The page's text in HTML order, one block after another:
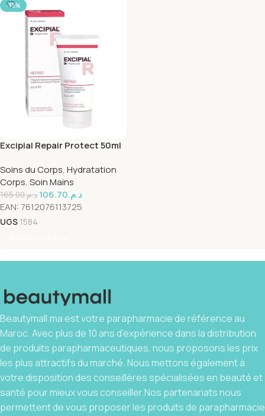
-35%
Excipial Repair Protect 50ml
Soins du Corps, Hydratation
Corps, Soin Mains
د.م.165.00 د.م.106.70
EAN: 7612076113725
UGS 1584
Beautymall.ma est votre parapharmacie de référence au
Maroc. Avec plus de 10 ans d’expérience dans la distribution
de produits parapharmaceutiques, nous proposons les prix
les plus attractifs du marché. Nous mettons également à
votre disposition des conseillères spécialisées en beauté et
santé pour mieux vous conseiller.Nos partenariats nous
permettent de vous proposer les produits de parapharmacie